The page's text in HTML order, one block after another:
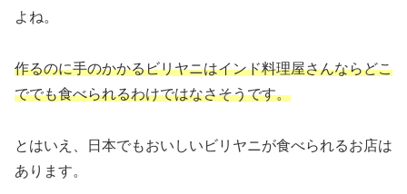
よね。
作るのに手のかかるビリヤニはインド料理屋さんならどこ
ででも食べられるわけではなさそうです。
とはいえ、日本でもおいしいビリヤニが食べられるお店は
あります。